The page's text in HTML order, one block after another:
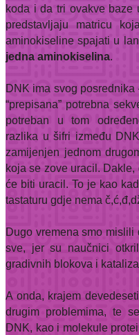
koda i da tri ovakve baze
predstavljaju matricu
aminokiseline spajati u
jedna aminokiselina.
DNK ima svog
“prepisana” potrebna
potreban u tom
razlika u šifri između
zamijenjen jednom
koja se zove uracil.
će biti uracil. To je kao
tastaturu gdje nema
Dugo vremena smo
sve, jer su naučnici
gradivnih blokova i
A onda, krajem
drugim problemima, te
DNK, kao i molekule